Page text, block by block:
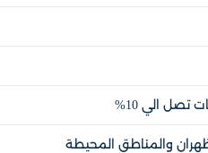
الي 10%
والمناطق المحيطة